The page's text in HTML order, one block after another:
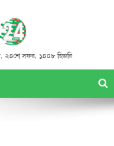
, ২৪শে সফর, ১৪৪৮ হিজরি